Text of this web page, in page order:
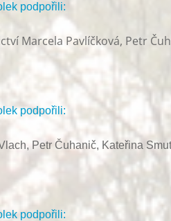
podpořili:
Marcela Pavlíčková, Petr
podpořili:
Petr Čuhanič, Kateřina
podpořili: